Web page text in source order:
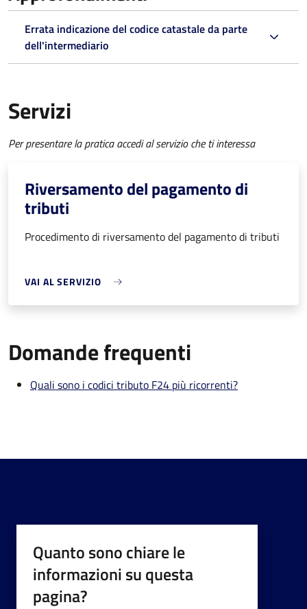
Errata indicazione del codice catastale da parte
dell'intermediario
Servizi
Per presentare la pratica accedi al servizio che ti interessa
Riversamento del pagamento di
tributi
Procedimento di riversamento del pagamento di tributi
VAI AL SERVIZIO
Domande frequenti
Quali sono i codici tributo F24 più ricorrenti?
Quanto sono chiare le
informazioni su questa
pagina?